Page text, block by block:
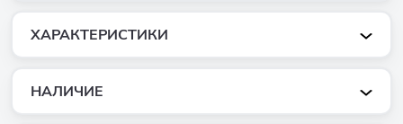
ХАРАКТЕРИСТИКИ
НАЛИЧИЕ